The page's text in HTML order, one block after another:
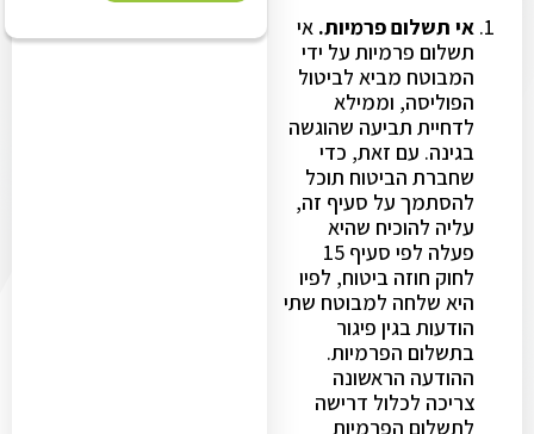
אי תשלום פרמיות.אי
תשלום פרמיות על ידי
המבוטח מביא לביטול
הפוליסה, וממילא
לדחיית תביעה שהוגשה
בגינה. עם זאת, כדי
שחברת הביטוח תוכל
להסתמך על סעיף זה,
עליה להוכיח שהיא
פעלה לפי סעיף 15
לחוק חוזה ביטוח, לפיו
היא שלחה למבוטח שתי
הודעות בגין פיגור
בתשלום הפרמיות.
ההודעה הראשונה
צריכה לכלול דרישה
לתשלום הפרמיות